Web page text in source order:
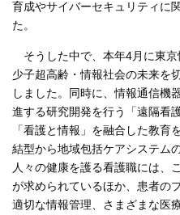
育成やサイバーセキュリティに
た。
そうした中で、本年4月に東
少子超高齢・情報社会の未来を
しました。同時に、情報通信機
進する研究開発を行う「遠隔看
「看護と情報」を融合した教
結型から地域包括ケアシステム
人々の健康を護る看護職には、
が求められているほか、患者の
適切な情報管理、さまざまな医